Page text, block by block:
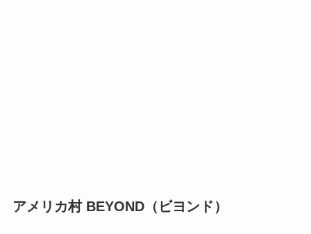
アメリカ村 BEYOND（ビヨンド）